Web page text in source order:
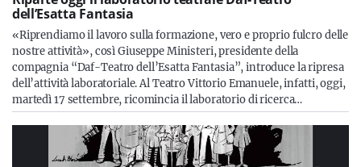
dell’Esatta Fantasia
«Riprendiamo il lavoro sulla formazione, vero e proprio fulcro delle
nostre attività», così Giuseppe Ministeri, presidente della
compagnia “Daf-Teatro dell’Esatta Fantasia”, introduce la ripresa
dell’attività laboratoriale. Al Teatro Vittorio Emanuele, infatti, oggi,
martedì 17 settembre, ricomincia il laboratorio di ricerca…